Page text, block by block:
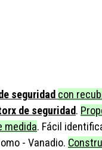
seguridad con
de seguridad.
medida. Fácil
- Vanadio.